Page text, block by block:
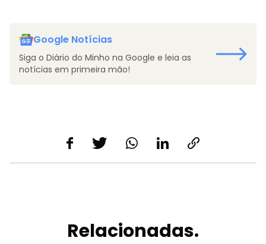
Google Notícias
Siga o Diário do Minho na Google e leia as
notícias em primeira mão!
Relacionadas.